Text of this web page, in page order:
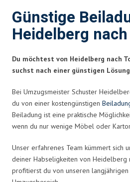
Günstige
Heidelberg
Du möchtest von Heidelberg nach
suchst nach einer günstigen
Bei Umzugsmeister Schuster
du von einer kostengünstigen
Beiladung ist eine praktische
wenn du nur wenige Möbel oder
Unser erfahrenes Team kümmert sich
deiner Habseligkeiten von Heidelberg
profitierst du von unseren langjährigen